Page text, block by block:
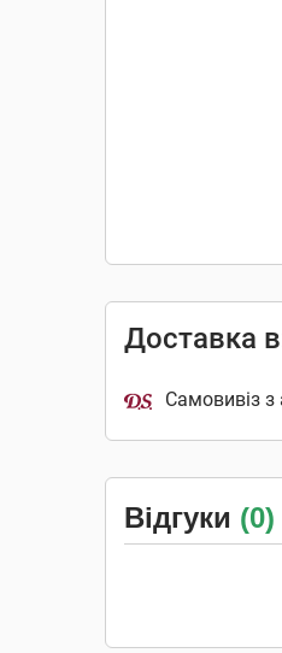
Доставка
Самовивіз з
Відгуки (0)